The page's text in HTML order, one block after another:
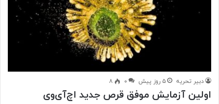
دبیر تحریه ۵ روز پیش ۰ ۸
اولین آزمایش موفق قرص جدید اچ‌آی‌وی